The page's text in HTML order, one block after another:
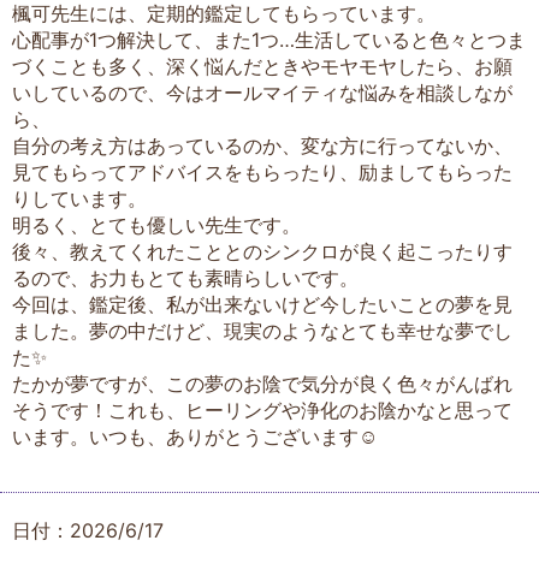
楓可先生には、定期的鑑定してもらっています。
心配事が1つ解決して、また1つ…生活していると色々とつま
づくことも多く、深く悩んだときやモヤモヤしたら、お願
いしているので、今はオールマイティな悩みを相談しなが
ら、
自分の考え方はあっているのか、変な方に行ってないか、
見てもらってアドバイスをもらったり、励ましてもらった
りしています。
明るく、とても優しい先生です。
後々、教えてくれたこととのシンクロが良く起こったりす
るので、お力もとても素晴らしいです。
今回は、鑑定後、私が出来ないけど今したいことの夢を見
ました。夢の中だけど、現実のようなとても幸せな夢でし
た✨
たかが夢ですが、この夢のお陰で気分が良く色々がんばれ
そうです！これも、ヒーリングや浄化のお陰かなと思って
います。いつも、ありがとうございます☺️
日付：2026/6/17